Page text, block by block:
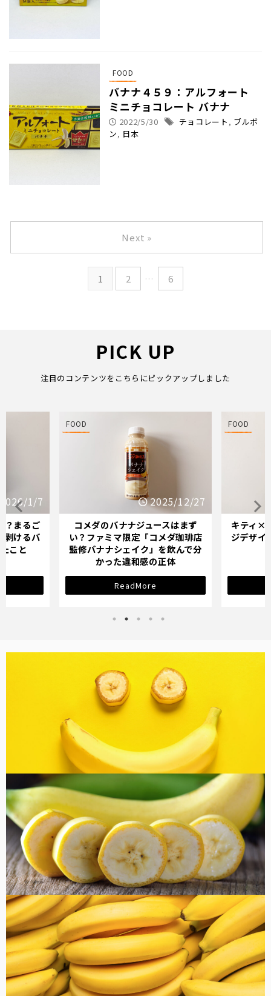
FOOD
バナナ４５９：アルフォート
ミニチョコレート バナナ
2022/5/30 チョコレート , ブルボ
ン, 日本
1 2 … 6
Next »
PICK UP
注目のコンテンツをこちらにピックアップしました
12/27
はまず
ダ珈琲店
んで分
FOOD
2025/12/21
キティ×バナナミルクのパッケー
ジデザインが示す「学び直し」の
サインとは？
ReadMore
FOOD
オイシッ
ている人
コラム
健康・美容